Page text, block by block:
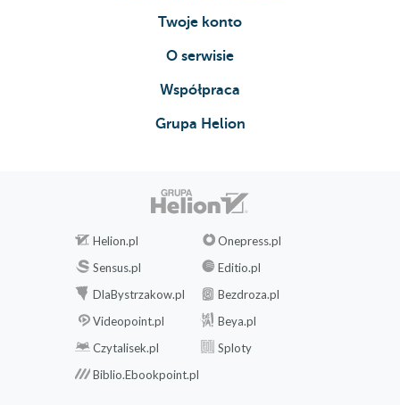
Twoje konto
O serwisie
Współpraca
Grupa Helion
Helion.pl
Onepress.pl
Sensus.pl
Editio.pl
DlaBystrzakow.pl
Bezdroza.pl
Videopoint.pl
Beya.pl
Czytalisek.pl
Sploty
Biblio.Ebookpoint.pl